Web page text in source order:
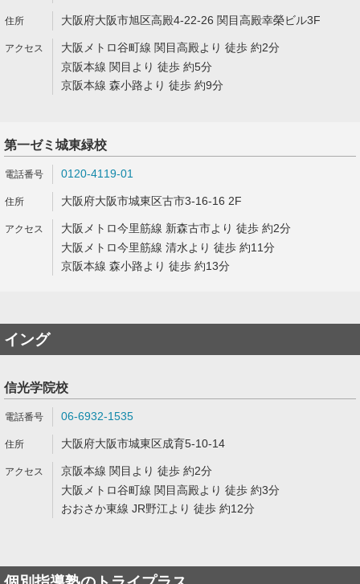
大阪府大阪市旭区高殿4-22-26 関目高殿幸榮ビル3F
大阪メトロ谷町線 関目高殿より 徒歩 約2分
京阪本線 関目より 徒歩 約5分
京阪本線 森小路より 徒歩 約9分
第一ゼミ城東緑校
0120-4119-01
大阪府大阪市城東区古市3-16-16 2F
大阪メトロ今里筋線 新森古市より 徒歩 約2分
大阪メトロ今里筋線 清水より 徒歩 約11分
京阪本線 森小路より 徒歩 約13分
イング
信光学院校
06-6932-1535
大阪府大阪市城東区成育5-10-14
京阪本線 関目より 徒歩 約2分
大阪メトロ谷町線 関目高殿より 徒歩 約3分
おおさか東線 JR野江より 徒歩 約12分